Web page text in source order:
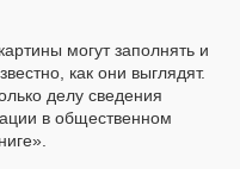
могут заполнять и
как они выглядят.
делу сведения
в общественном